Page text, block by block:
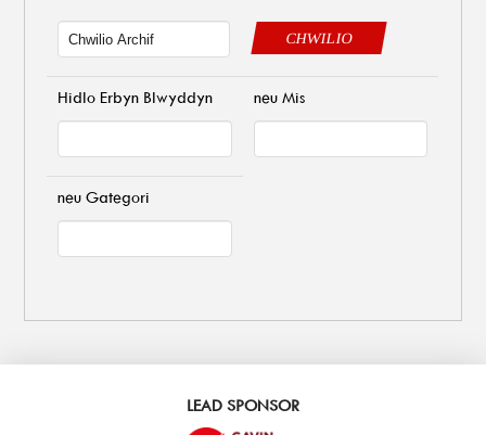
CHWILIO
Hidlo Erbyn Blwyddyn neu Mis
neu Gategori
LEAD SPONSOR